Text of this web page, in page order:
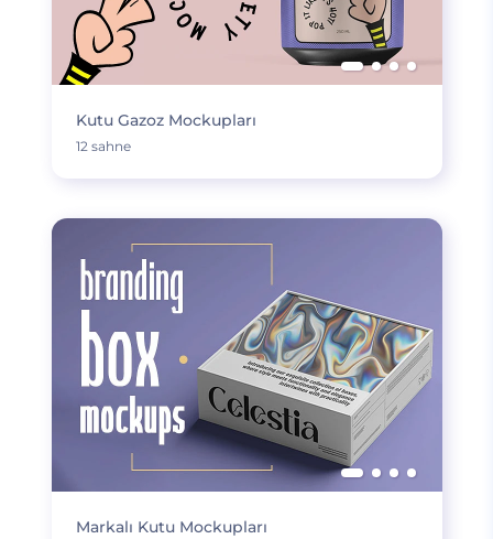
Kutu Gazoz Mockupları
12 sahne
Markalı Kutu Mockupları